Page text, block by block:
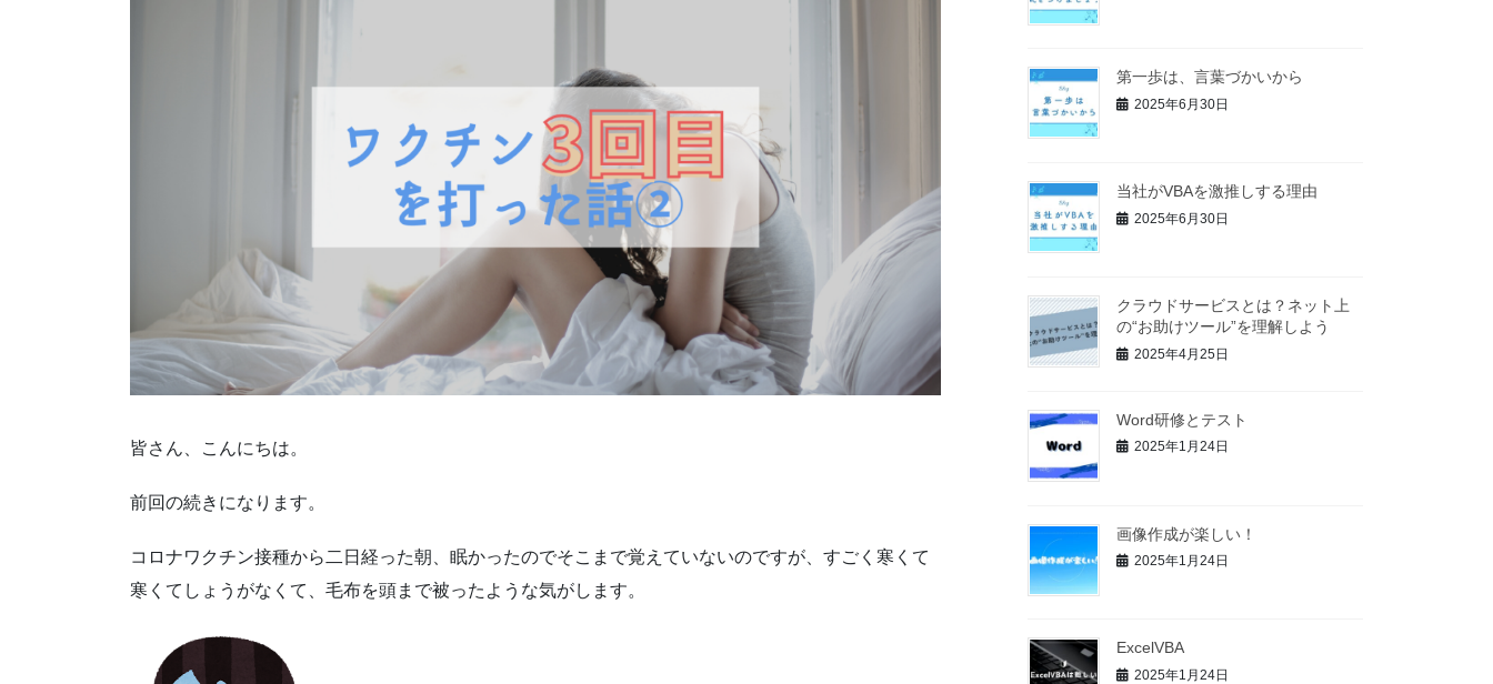
皆さん、こんにちは。
前回の続きになります。
コロナワクチン接種から二日経った朝、眠かったのでそこまで覚えていないのですが、すごく寒くて
寒くてしょうがなくて、毛布を頭まで被ったような気がします。
第一歩は、言葉づかいから
2025年6月30日
当社がVBAを激推しする理由
2025年6月30日
クラウドサービスとは？ネット上
の“お助けツール”を理解しよう
2025年4月25日
Word研修とテスト
2025年1月24日
画像作成が楽しい！
2025年1月24日
ExcelVBA
2025年1月24日